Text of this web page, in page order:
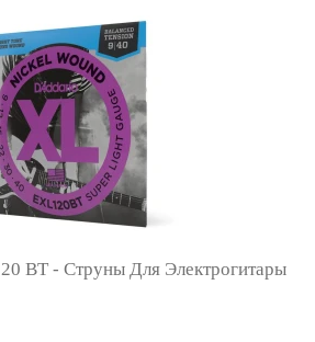
BT - Струны Для Электрогитары